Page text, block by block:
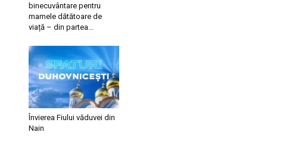
binecuvântare pentru
mamele dătătoare de
viață – din partea...
Învierea Fiului văduvei din
Nain